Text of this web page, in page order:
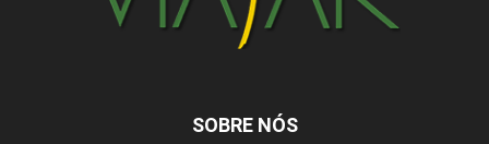
SOBRE NÓS